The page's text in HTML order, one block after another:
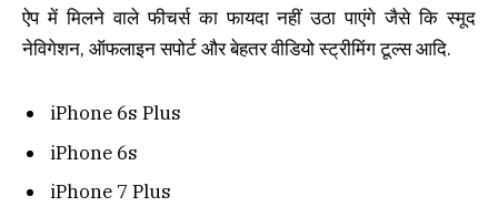
ऐप में मिलने वाले फीचर्स का फायदा नहीं उठा पाएंगे जैसे कि स्मूद
नेविगेशन, ऑफलाइन सपोर्ट और बेहतर वीडियो स्ट्रीमिंग टूल्स आदि.
iPhone 6s Plus
iPhone 6s
iPhone 7 Plus